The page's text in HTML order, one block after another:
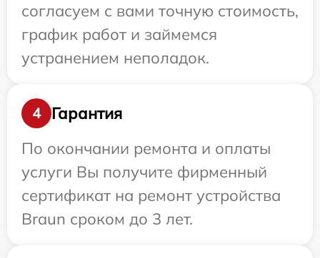
согласуем с вами точную стоимость,
график работ и займемся
устранением неполадок.
4
Гарантия
По окончании ремонта и оплаты
услуги Вы получите фирменный
сертификат на ремонт устройства
Braun сроком до 3 лет.